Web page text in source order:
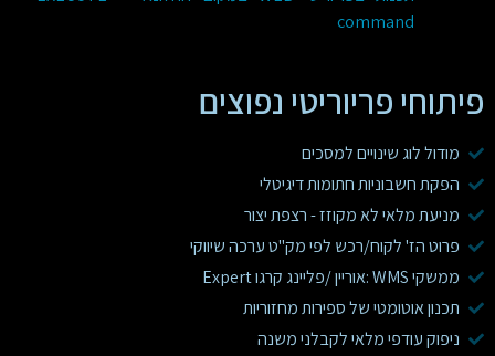
command
פיתוחי פריוריטי נפוצים
מודול לוג שינויים למסכים
הפקת חשבוניות חתומות דיגיטלי
מניעת מלאי לא מקוזז - רצפת יצור
פרוט הז' לקוח/רכש לפי מק"ט ערכה שיווקי
ממשקי WMS :אוריין /פליינג קרגו Expert
תכנון אוטומטי של ספירות מחזוריות
ניפוק עודפי מלאי לקבלני משנה